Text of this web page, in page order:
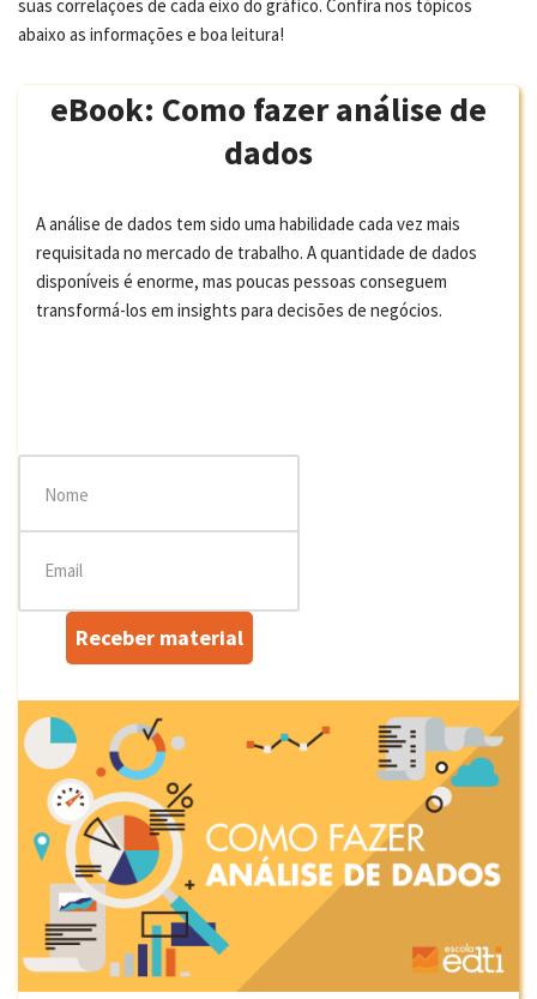
suas correlações de cada eixo do gráfico. Confira nos tópicos
abaixo as informações e boa leitura!
eBook: Como fazer análise de
dados
A análise de dados tem sido uma habilidade cada vez mais
requisitada no mercado de trabalho. A quantidade de dados
disponíveis é enorme, mas poucas pessoas conseguem
transformá-los em insights para decisões de negócios.
Receber material